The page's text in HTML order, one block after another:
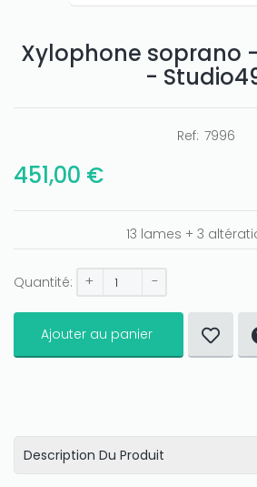
Xylophone soprano
-
Ref: 7996
451,00 €
13 lames + 3
Quantité: + -
Ajouter au panier
Description Du Produit
if you really